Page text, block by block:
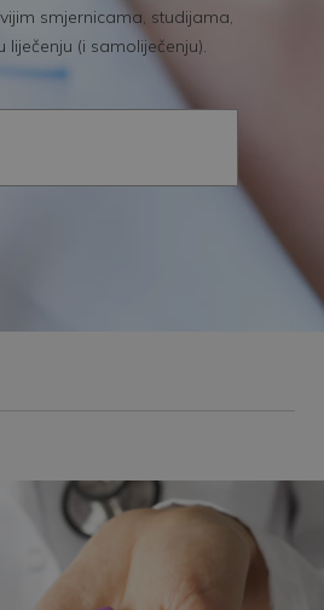
smjernicama, studijama,
liječenju (i samoliječenju).